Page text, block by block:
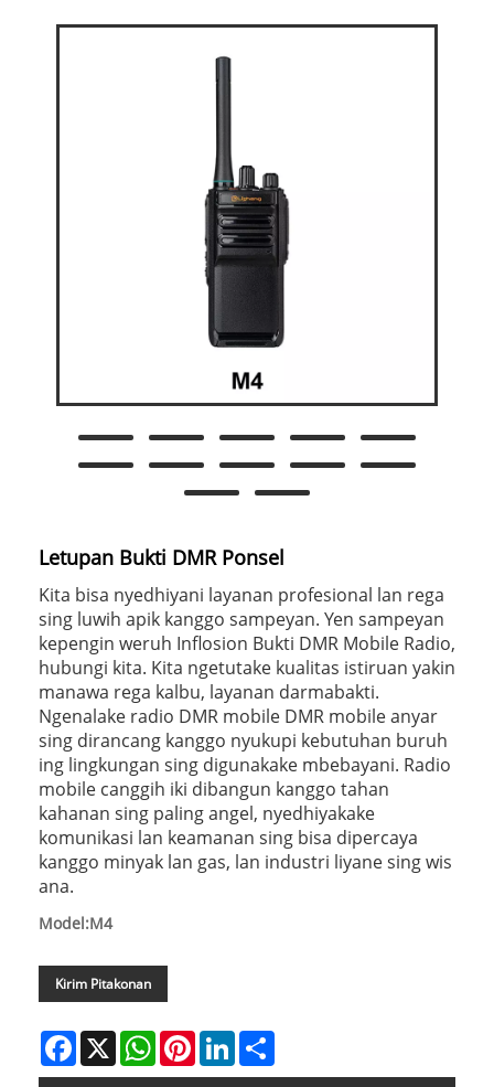
Letupan Bukti DMR Ponsel
Kita bisa nyedhiyani layanan profesional lan rega
sing luwih apik kanggo sampeyan. Yen sampeyan
kepengin weruh Inflosion Bukti DMR Mobile Radio,
hubungi kita. Kita ngetutake kualitas istiruan yakin
manawa rega kalbu, layanan darmabakti.
Ngenalake radio DMR mobile DMR mobile anyar
sing dirancang kanggo nyukupi kebutuhan buruh
ing lingkungan sing digunakake mbebayani. Radio
mobile canggih iki dibangun kanggo tahan
kahanan sing paling angel, nyedhiyakake
komunikasi lan keamanan sing bisa dipercaya
kanggo minyak lan gas, lan industri liyane sing wis
ana.
Model:M4
Kirim Pitakonan
Facebook
X WhatsAppPinterestLinkedIn